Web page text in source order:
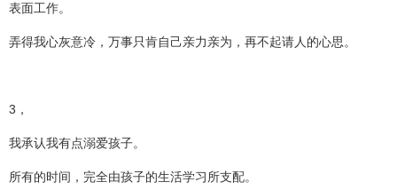
表面工作。
弄得我心灰意冷，万事只肯自己亲力亲为，再不起请人的心思。
3，
我承认我有点溺爱孩子。
所有的时间，完全由孩子的生活学习所支配。